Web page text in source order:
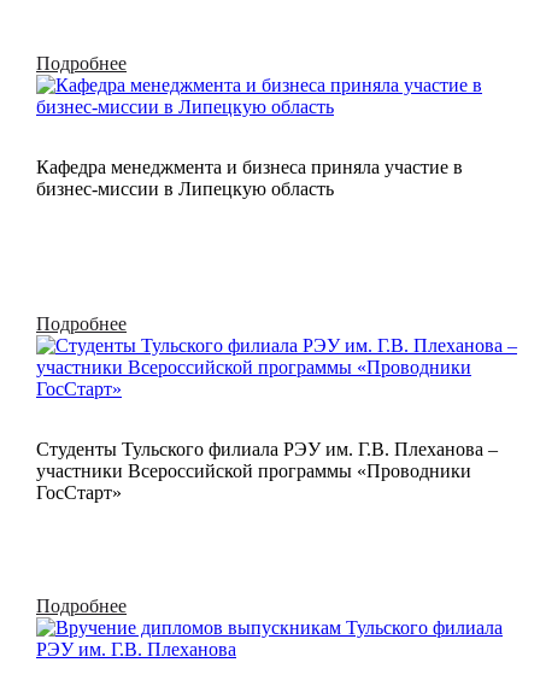
Подробнее
Кафедра менеджмента и бизнеса приняла участие в
бизнес-миссии в Липецкую область
Подробнее
Студенты Тульского филиала РЭУ им. Г.В. Плеханова –
участники Всероссийской программы «Проводники
ГосСтарт»
Подробнее